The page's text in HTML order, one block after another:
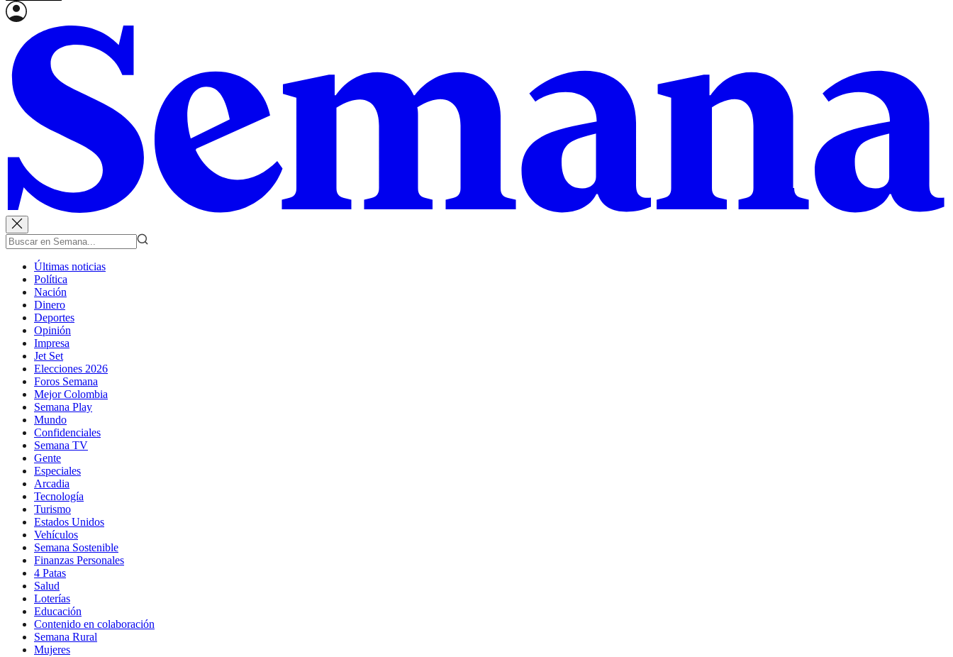
Últimas noticias
Política
Nación
Dinero
Deportes
Opinión
Impresa
Jet Set
Elecciones 2026
Foros Semana
Mejor Colombia
Semana Play
Mundo
Confidenciales
Semana TV
Gente
Especiales
Arcadia
Tecnología
Turismo
Estados Unidos
Vehículos
Semana Sostenible
Finanzas Personales
4 Patas
Salud
Loterías
Educación
Contenido en colaboración
Semana Rural
Mujeres